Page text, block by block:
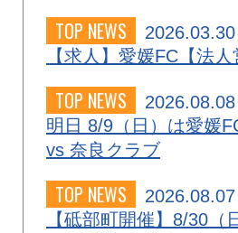
TOP NEWS
2026.03.30
【求人】愛媛FC【法
TOP NEWS
2026.08.08
明日 8/9（日）は愛媛
vs 奈良クラブ
TOP NEWS
2026.08.07
【砥部町開催】8/30